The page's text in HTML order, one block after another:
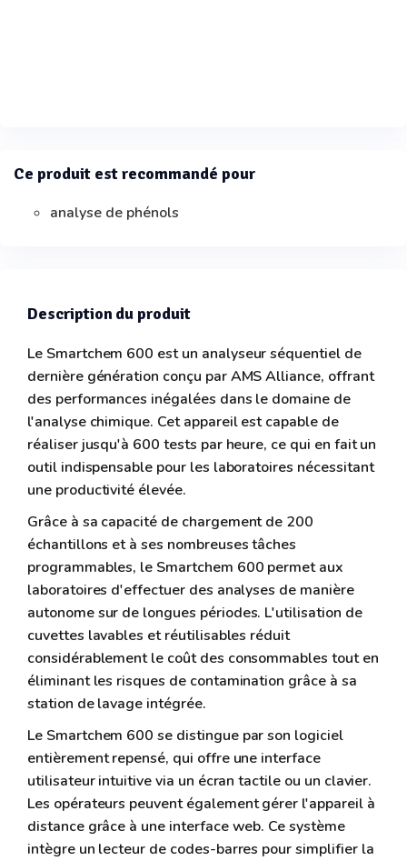
Ce produit est recommandé pour
analyse de phénols
Description du produit
Le Smartchem 600 est un analyseur séquentiel de
dernière génération conçu par AMS Alliance, offrant
des performances inégalées dans le domaine de
l'analyse chimique. Cet appareil est capable de
réaliser jusqu'à 600 tests par heure, ce qui en fait un
outil indispensable pour les laboratoires nécessitant
une productivité élevée.
Grâce à sa capacité de chargement de 200
échantillons et à ses nombreuses tâches
programmables, le Smartchem 600 permet aux
laboratoires d'effectuer des analyses de manière
autonome sur de longues périodes. L'utilisation de
cuvettes lavables et réutilisables réduit
considérablement le coût des consommables tout en
éliminant les risques de contamination grâce à sa
station de lavage intégrée.
Le Smartchem 600 se distingue par son logiciel
entièrement repensé, qui offre une interface
utilisateur intuitive via un écran tactile ou un clavier.
Les opérateurs peuvent également gérer l'appareil à
distance grâce à une interface web. Ce système
intègre un lecteur de codes-barres pour simplifier la